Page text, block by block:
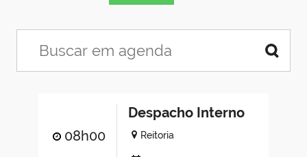
08h00
Despacho Interno
Reitoria